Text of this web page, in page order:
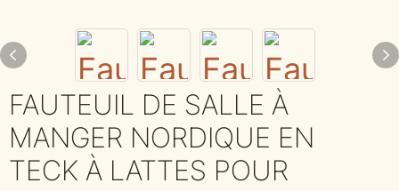
FAUTEUIL DE SALLE À
MANGER NORDIQUE EN
TECK À LATTES POUR